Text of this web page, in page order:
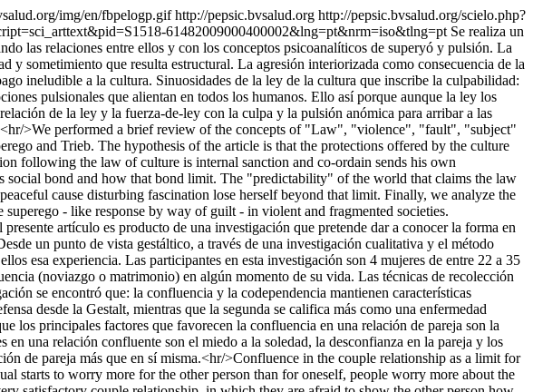
img/en/fbpelogp.gif http://pepsic.bvsalud.org http://pepsic.bvsalud.org/scielo.php?
61482009000400002&lng=pt&nrm=iso&tlng=pt Se realiza un
las relaciones entre ellos y con los conceptos psicoanalíticos de superyó y pulsión. La
sometimiento que resulta estructural. La agresión interiorizada como consecuencia de la
ineludible a la cultura. Sinuosidades de la ley de la cultura que inscribe la culpabilidad:
pulsionales que alientan en todos los humanos. Ello así porque aunque la ley los
de la ley y la fuerza-de-ley con la culpa y la pulsión anómica para arribar a las
>We performed a brief review of the concepts of "Law", "violence", "fault", "subject"
and Trieb. The hypothesis of the article is that the protections offered by the culture
following the law of culture is internal sanction and co-ordain sends his own
social bond and how that bond limit. The "predictability" of the world that claims the law
cause disturbing fascination lose herself beyond that limit. Finally, we analyze the
- like response by way of guilt - in violent and fragmented societies.
presente artículo es producto de una investigación que pretende dar a conocer la forma en
un punto de vista gestáltico, a través de una investigación cualitativa y el método
esa experiencia. Las participantes en esta investigación son 4 mujeres de entre 22 a 35
(noviazgo o matrimonio) en algún momento de su vida. Las técnicas de recolección
se encontró que: la confluencia y la codependencia mantienen características
desde la Gestalt, mientras que la segunda se califica más como una enfermedad
principales factores que favorecen la confluencia en una relación de pareja son la
una relación confluente son el miedo a la soledad, la desconfianza en la pareja y los
de pareja más que en sí misma.<hr/>Confluence in the couple relationship as a limit for
starts to worry more for the other person than for oneself, people worry more about the